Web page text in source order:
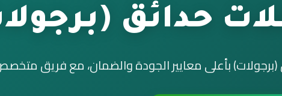
حدائق
بأعلى معايير الجودة والضمان، مع فريق